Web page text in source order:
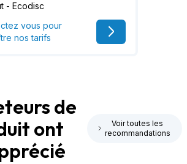
- Ecodisc
vous pour
nos tarifs
de
ont
Voir toutes les
recommandations